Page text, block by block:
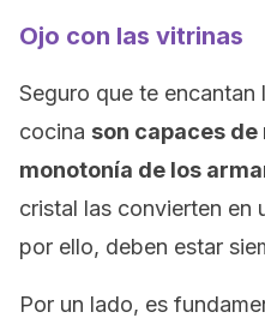
Ojo con las vitrinas
Seguro que te encantan
cocina son capaces
monotonía de los
cristal las convierten en
por ello, deben estar
Por un lado, es